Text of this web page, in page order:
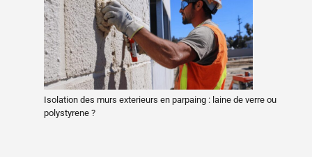
Isolation des murs exterieurs en parpaing : laine de verre ou
polystyrene ?